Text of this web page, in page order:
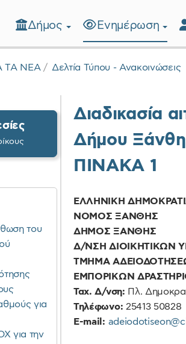
Ιστοσελίδα
Δήμος Ενημέρωση
ΤΑ ΝΕΑ Δελτία Τύπου - Ανακοινώσεις
Διαδικασία
Δήμου
ΠΙΝΑΚΑ 1
ΕΛΛΗΝΙΚΗ
ΝΟΜΟΣ ΞΑΝΘΗΣ
ΔΗΜΟΣ ΞΑΝΘΗΣ
Δ/ΝΣΗ ΔΙΟΙΚΗΤΙΚΩΝ
ΤΜΗΜΑ
ΕΜΠΟΡΙΚΩΝ
Ταχ. Δ/νση: Πλ.
Τηλέφωνο: 25413 50828
E-mail:
του
για
για την